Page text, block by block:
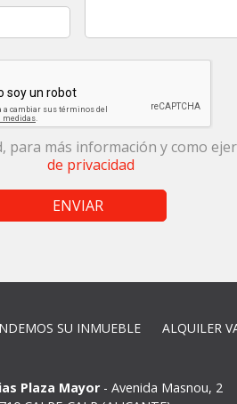
más información y como
de privacidad
ENVIAR
SU INMUEBLE ALQUILER
Plaza Mayor - Avenida Masnou, 2